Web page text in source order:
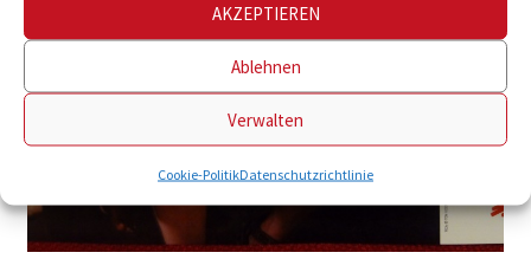
AKZEPTIEREN
Ablehnen
Verwalten
Cookie-PolitikDatenschutzrichtlinie